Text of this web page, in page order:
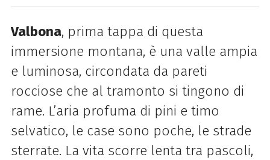
Valbona, prima tappa di questa
immersione montana, è una valle ampia
e luminosa, circondata da pareti
rocciose che al tramonto si tingono di
rame. L’aria profuma di pini e timo
selvatico, le case sono poche, le strade
sterrate. La vita scorre lenta tra pascoli,